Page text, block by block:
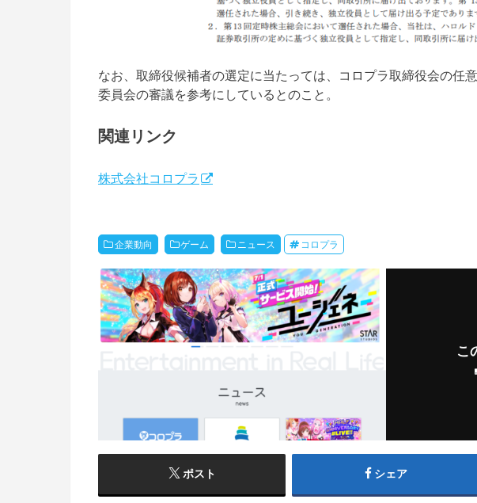
なお、取締役候補者の選定に当たっては、コロプラ取締役会の任
委員会の審議を参考にしているとのこと。
関連リンク
株式会社コロプラ
企業動向 ゲーム ニュース コロプラ
こ
ポスト シェア